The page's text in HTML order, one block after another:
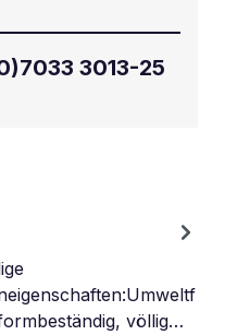
3013-25
völlig…